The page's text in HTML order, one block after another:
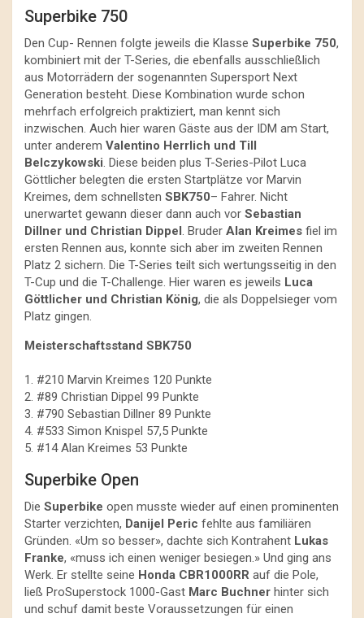
Superbike 750
Den Cup- Rennen folgte jeweils die Klasse Superbike 750,
kombiniert mit der T-Series, die ebenfalls ausschließlich
aus Motorrädern der sogenannten Supersport Next
Generation besteht. Diese Kombination wurde schon
mehrfach erfolgreich praktiziert, man kennt sich
inzwischen. Auch hier waren Gäste aus der IDM am Start,
unter anderem Valentino Herrlich und Till
Belczykowski. Diese beiden plus T-Series-Pilot Luca
Göttlicher belegten die ersten Startplätze vor Marvin
Kreimes, dem schnellsten SBK750– Fahrer. Nicht
unerwartet gewann dieser dann auch vor Sebastian
Dillner und Christian Dippel. Bruder Alan Kreimes fiel im
ersten Rennen aus, konnte sich aber im zweiten Rennen
Platz 2 sichern. Die T-Series teilt sich wertungsseitig in den
T-Cup und die T-Challenge. Hier waren es jeweils Luca
Göttlicher und Christian König, die als Doppelsieger vom
Platz gingen.
Meisterschaftsstand SBK750
1. #210 Marvin Kreimes 120 Punkte
2. #89 Christian Dippel 99 Punkte
3. #790 Sebastian Dillner 89 Punkte
4. #533 Simon Knispel 57,5 Punkte
5. #14 Alan Kreimes 53 Punkte
Superbike Open
Die Superbike open musste wieder auf einen prominenten
Starter verzichten, Danijel Peric fehlte aus familiären
Gründen. «Um so besser», dachte sich Kontrahent Lukas
Franke, «muss ich einen weniger besiegen.» Und ging ans
Werk. Er stellte seine Honda CBR1000RR auf die Pole,
ließ ProSuperstock 1000-Gast Marc Buchner hinter sich
und schuf damit beste Voraussetzungen für einen